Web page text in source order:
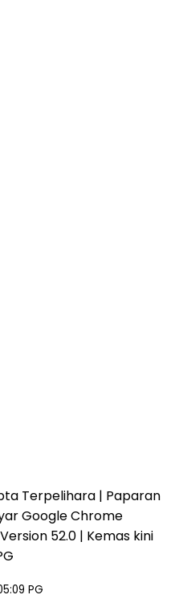
Terpelihara | Paparan
Google Chrome
52.0 | Kemas kini
PG